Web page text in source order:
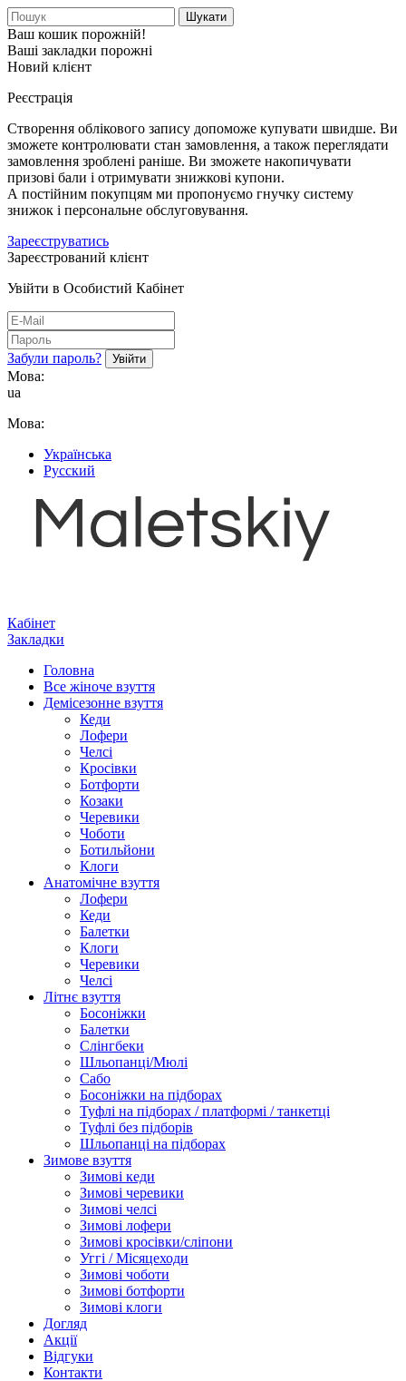
Шукати
Ваш кошик порожній!
Ваші закладки порожні
Новий клієнт
Реєстрація
Створення облікового запису допоможе купувати швидше. Ви
зможете контролювати стан замовлення, а також переглядати
замовлення зроблені раніше. Ви зможете накопичувати
призові бали і отримувати знижкові купони.
А постійним покупцям ми пропонуємо гнучку систему
знижок і персональне обслуговування.
Зареєструватись
Зареєстрований клієнт
Увійти в Особистий Кабінет
Забули пароль?
Мова:
ua
Мова:
Українська
Русский
Кабінет
Закладки
Головна
Все жіноче взуття
Демісезонне взуття
Кеди
Лофери
Челсі
Кросівки
Ботфорти
Козаки
Черевики
Чоботи
Ботильйони
Клоги
Анатомічне взуття
Лофери
Кеди
Балетки
Клоги
Черевики
Челсі
Літнє взуття
Босоніжки
Балетки
Слінгбеки
Шльопанці/Мюлі
Сабо
Босоніжки на підборах
Туфлі на підборах / платформі / танкетці
Туфлі без підборів
Шльопанці на підборах
Зимове взуття
Зимові кеди
Зимові черевики
Зимові челсі
Зимові лофери
Зимові кросівки/сліпони
Уггі / Місяцеходи
Зимові чоботи
Зимові ботфорти
Зимові клоги
Догляд
Акції
Відгуки
Контакти